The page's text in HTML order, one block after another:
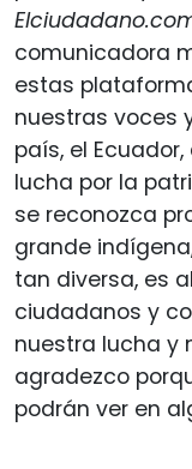
comunicadora
estas
nuestras voces
país, el
lucha por la
se reconozca
grande
tan diversa, es
ciudadanos y
nuestra lucha y
agradezco
podrán ver en